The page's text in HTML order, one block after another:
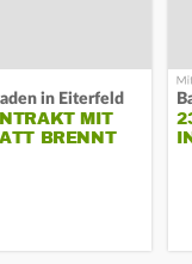
in Eiterfeld
MIT
BRENNT